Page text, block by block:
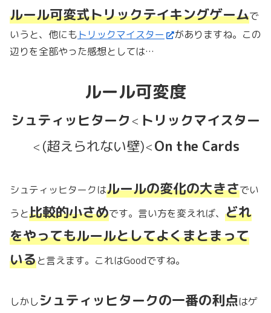
ルール可変式トリックテイキングゲームで
いうと、他にも トリックマイスター
がありますね。この
辺りを全部やった感想としては…
ルール可変度
シュティッヒターク ＜ トリックマイスター
＜ (超えられない壁)＜ On the Cards
シュティッヒタークはルールの変化の大きさでい
うと比較的小さめです。言い方を変えれば、 どれ
をやってもルールとしてよくまとまって
いると言えます。これはGoodですね。
しかしシュティッヒタークの一番の利点はゲ